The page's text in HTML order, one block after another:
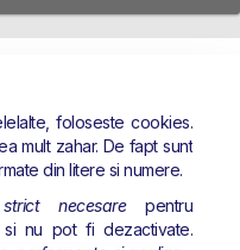
foloseste cookies.
mult zahar. De fapt sunt
din litere si numere.
strict necesarepentru
si nu pot fi dezactivate.